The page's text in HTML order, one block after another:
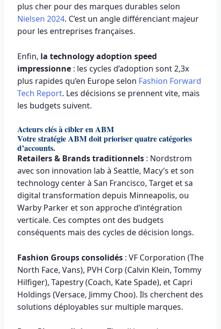
plus cher pour des marques durables selon
Nielsen 2024. C’est un angle différenciant majeur
pour les entreprises françaises.
Enfin, la technology adoption speed
impressionne : les cycles d’adoption sont 2,3x
plus rapides qu’en Europe selon Fashion Forward
Tech Report. Les décisions se prennent vite, mais
les budgets suivent.
Acteurs clés à cibler en ABM
Votre stratégie ABM doit prioriser quatre catégories
d’accounts.
Retailers & Brands traditionnels: Nordstrom
avec son innovation lab à Seattle, Macy’s et son
technology center à San Francisco, Target et sa
digital transformation depuis Minneapolis, ou
Warby Parker et son approche d’intégration
verticale. Ces comptes ont des budgets
conséquents mais des cycles de décision longs.
Fashion Groups consolidés : VF Corporation (The
North Face, Vans), PVH Corp (Calvin Klein, Tommy
Hilfiger), Tapestry (Coach, Kate Spade), et Capri
Holdings (Versace, Jimmy Choo). Ils cherchent des
solutions déployables sur multiple marques.